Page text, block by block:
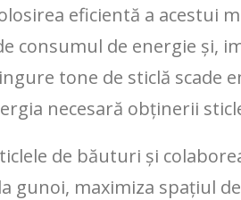
eficientă a acestui
consumul de energie și,
tone de sticlă scade
necesară obținerii
de băuturi și
gunoi, maximiza spațiul